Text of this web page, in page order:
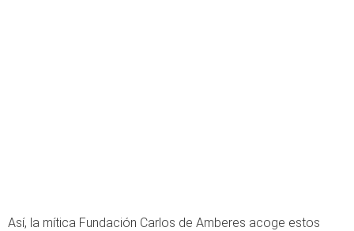
Así, la mítica Fundación Carlos de Amberes acoge estos